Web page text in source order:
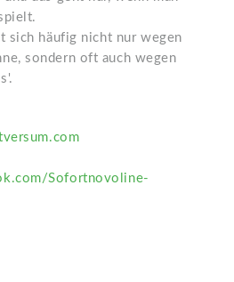
sich häufig nicht nur wegen
sondern oft auch wegen
Sofortnovoline-